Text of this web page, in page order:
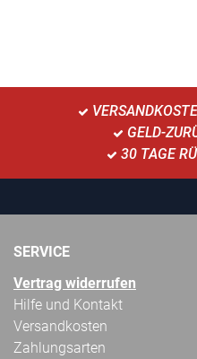
GELD-
30 TAGE
SERVICE
Vertrag widerrufen
Hilfe und Kontakt
Versandkosten
Zahlungsarten